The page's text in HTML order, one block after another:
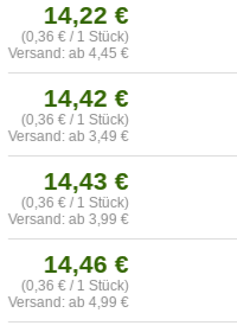
14,22 €
(0,36 € / 1 Stück)
Versand: ab 4,45 €
14,42 €
(0,36 € / 1 Stück)
Versand: ab 3,49 €
14,43 €
(0,36 € / 1 Stück)
Versand: ab 3,99 €
14,46 €
(0,36 € / 1 Stück)
Versand: ab 4,99 €